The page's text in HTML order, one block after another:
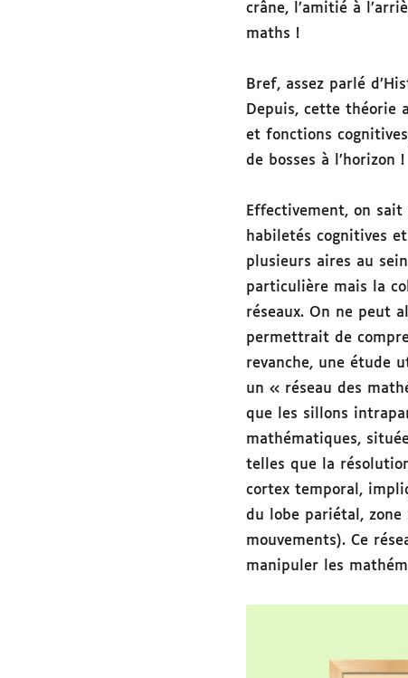
crâne, l’amitié à
maths !
Bref, assez parlé
Depuis, cette théorie
et fonctions
de bosses à l’horizon !
Effectivement, on
habiletés cognitives
plusieurs aires au
particulière mais la
réseaux. On ne peut
permettrait de
revanche, une étude
un « réseau des
que les sillons
mathématiques,
telles que la
cortex temporal,
du lobe pariétal,
mouvements). Ce
manipuler les